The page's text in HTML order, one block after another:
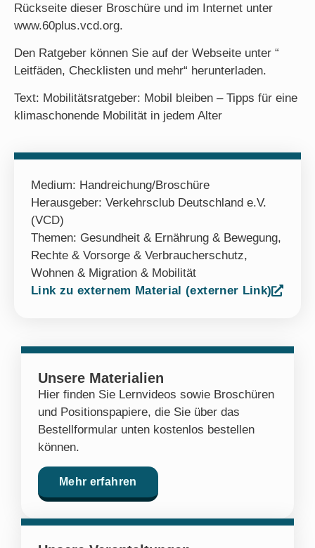
Rückseite dieser Broschüre und im Internet unter
www.60plus.vcd.org.
Den Ratgeber können Sie auf der Webseite unter “
Leitfäden, Checklisten und mehr“ herunterladen.
Text: Mobilitätsratgeber: Mobil bleiben – Tipps für eine
klimaschonende Mobilität in jedem Alter
Medium: Handreichung/Broschüre
Herausgeber: Verkehrsclub Deutschland e.V.
(VCD)
Themen: Gesundheit & Ernährung & Bewegung,
Rechte & Vorsorge & Verbraucherschutz,
Wohnen & Migration & Mobilität
Link zu externem Material (externer Link)
Unsere Materialien
Hier finden Sie Lernvideos sowie Broschüren
und Positionspapiere, die Sie über das
Bestellformular unten kostenlos bestellen
können.
Mehr erfahren